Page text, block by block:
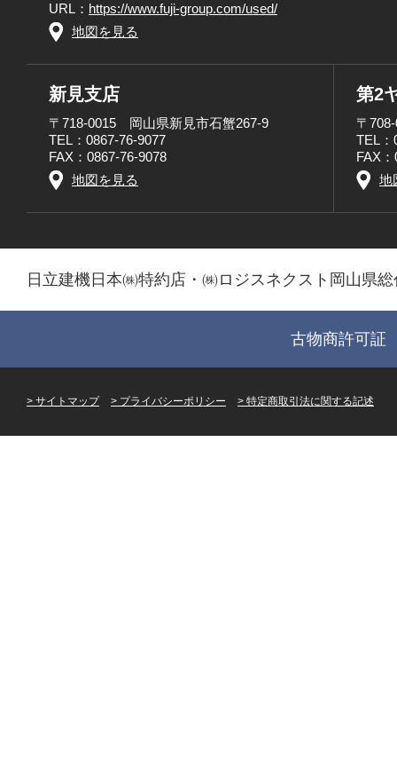
URL： https://www.fuji-group.com/used/
地図を見る
新見支店
〒718-0015 岡山県新見市石蟹267-9
TEL：0867-76-9077
FAX：0867-76-9078
地図を見る
第2
〒
TEL：
FAX
地
日立建機日本㈱特約店・㈱ロジスネクスト岡山県
古物商許可
サイトマップ プライバシーポリシー 特定商取引法に関する記述